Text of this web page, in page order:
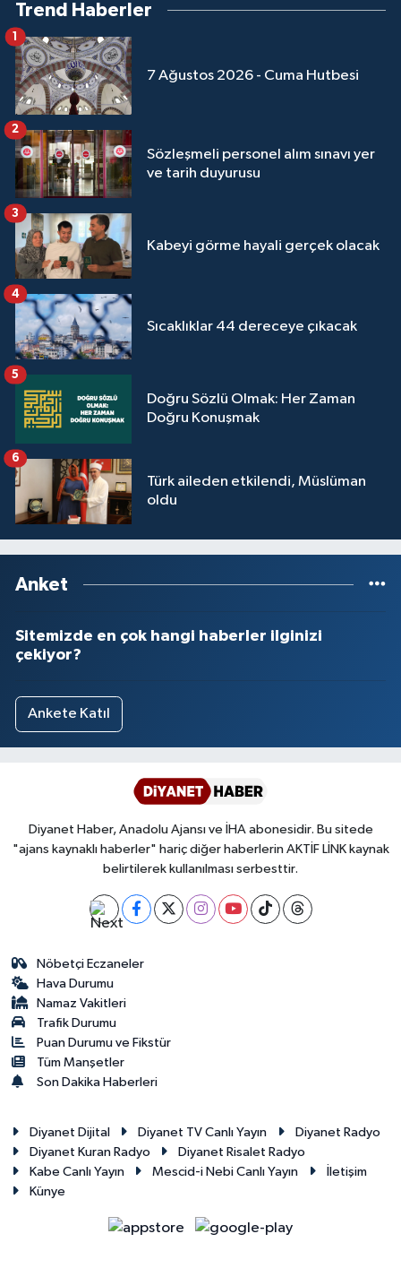
Trend Haberler
7 Ağustos 2026 - Cuma Hutbesi
1
Sözleşmeli personel alım sınavı yer
ve tarih duyurusu
2
Kabeyi görme hayali gerçek olacak
3
Sıcaklıklar 44 dereceye çıkacak
4
Doğru Sözlü Olmak: Her Zaman
Doğru Konuşmak
5
Türk aileden etkilendi, Müslüman
oldu
6
Anket
Sitemizde en çok hangi haberler ilginizi
çekiyor?
Ankete Katıl
Diyanet Haber, Anadolu Ajansı ve İHA abonesidir. Bu sitede
"ajans kaynaklı haberler" hariç diğer haberlerin AKTİF LİNK kaynak
belirtilerek kullanılması serbesttir.
Nöbetçi Eczaneler
Hava Durumu
Namaz Vakitleri
Trafik Durumu
Puan Durumu ve Fikstür
Tüm Manşetler
Son Dakika Haberleri
Diyanet Dijital Diyanet TV Canlı Yayın
Diyanet Radyo
Diyanet Kuran Radyo
Diyanet Risalet Radyo
Kabe Canlı Yayın
Mescid-i Nebi Canlı Yayın
İletişim
Künye